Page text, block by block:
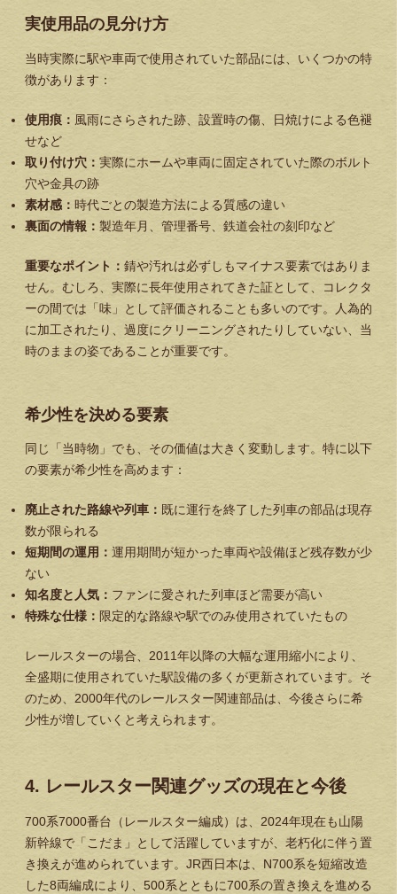
実使用品の見分け方
当時実際に駅や車両で使用されていた部品には、いくつかの特
徴があります：
使用痕： 風雨にさらされた跡、設置時の傷、日焼けによる色褪
せなど
取り付け穴： 実際にホームや車両に固定されていた際のボルト
穴や金具の跡
素材感： 時代ごとの製造方法による質感の違い
裏面の情報： 製造年月、管理番号、鉄道会社の刻印など
重要なポイント： 錆や汚れは必ずしもマイナス要素ではありま
せん。むしろ、実際に長年使用されてきた証として、コレクタ
ーの間では「味」として評価されることも多いのです。人為的
に加工されたり、過度にクリーニングされたりしていない、当
時のままの姿であることが重要です。
希少性を決める要素
同じ「当時物」でも、その価値は大きく変動します。特に以下
の要素が希少性を高めます：
廃止された路線や列車： 既に運行を終了した列車の部品は現存
数が限られる
短期間の運用： 運用期間が短かった車両や設備ほど残存数が少
ない
知名度と人気： ファンに愛された列車ほど需要が高い
特殊な仕様： 限定的な路線や駅でのみ使用されていたもの
レールスターの場合、2011年以降の大幅な運用縮小により、
全盛期に使用されていた駅設備の多くが更新されています。そ
のため、2000年代のレールスター関連部品は、今後さらに希
少性が増していくと考えられます。
4. レールスター関連グッズの現在と今後
700系7000番台（レールスター編成）は、2024年現在も山陽
新幹線で「こだま」として活躍していますが、老朽化に伴う置
き換えが進められています。JR西日本は、N700系を短縮改造
した8両編成により、500系とともに700系の置き換えを進める